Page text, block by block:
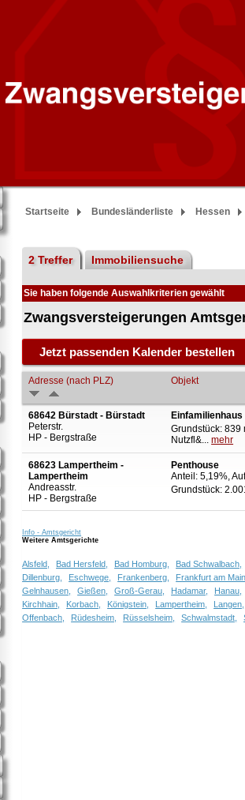
Startseite Bundesländerliste Hessen
2 Treffer Immobiliensuche
Sie haben folgende Auswahlkriterien gewählt
Zwangsversteigerungen
Adresse (nach PLZ) Objekt
68642 Bürstadt - Bürstadt
Peterstr.
HP - Bergstraße
Einfamilienhaus
Grundstück: 839
Nutzfl&...mehr
68623 Lampertheim -
Lampertheim
Andreasstr.
HP - Bergstraße
Penthouse
Anteil: 5,19%,
Grundstück:
Info - Amtsgericht
Weitere Amtsgerichte
Alsfeld, Bad Hersfeld, Bad Homburg, Bad Schwalbach,
Dillenburg,
Eschwege, Frankenberg, Frankfurt am Main,
Gelnhausen,
Gießen, Groß-Gerau, Hadamar, Hanau,
Kirchhain,
Korbach, Königstein, Lampertheim, Langen,
Offenbach,
Rüdesheim, Rüsselsheim, Schwalmstadt,